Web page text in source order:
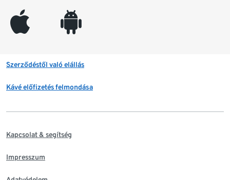
appleinc android
Szerződéstől való elállás
Kávé előfizetés felmondása
Kapcsolat & segítség
Impresszum